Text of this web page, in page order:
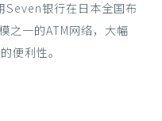
Seven银行在日本全国布
之一的ATM网络，大幅
利性。